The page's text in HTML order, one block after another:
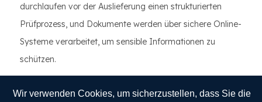
Wir verwenden Cookies, um sicherzustellen, dass Sie die
durchlaufen vor der Auslieferung einen strukturierten
Prüfprozess, und Dokumente werden über sichere Online-
Systeme verarbeitet, um sensible Informationen zu
schützen.